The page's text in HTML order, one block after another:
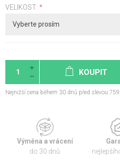
VELIKOST: *
KOUPIT
Nejnižší cena během 30 dnů před
Výměna a vrácení
do 30 dnů